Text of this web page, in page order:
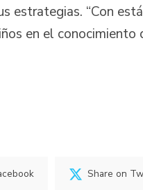
estrategias. “Con
en el conocimiento
Share on